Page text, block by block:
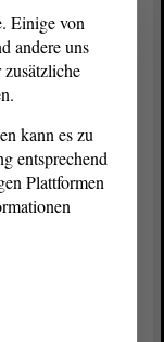
betonte: „Chancen-
je gewährleistet
werden. Jedes
zu
regelmäßige
Anhalt
ihn zudem
nur schleppend
und
Einige von
andere uns
zusätzliche
kann es zu
entsprechend
Plattformen